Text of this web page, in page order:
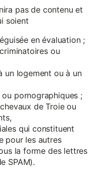
pas de contenu et
soient
en évaluation ;
ou
un logement ou à un
pornographiques ;
de Troie ou
qui constituent
pour les autres
la forme des lettres
SPAM).